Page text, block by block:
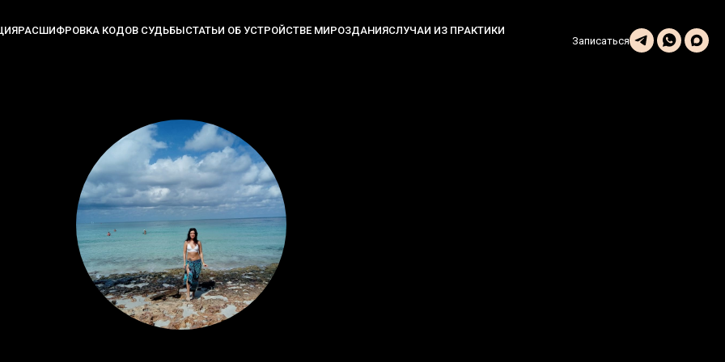
РАСШИФРОВКА КОДОВ СУДЬБЫСТАТЬИ ОБ УСТРОЙСТВЕ МИРОЗДАНИЯСЛУЧАИ ИЗ ПРАКТИКИ
Записаться
в жизни